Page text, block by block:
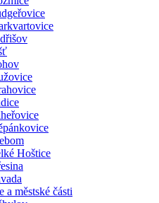
Hoštice
a městské části